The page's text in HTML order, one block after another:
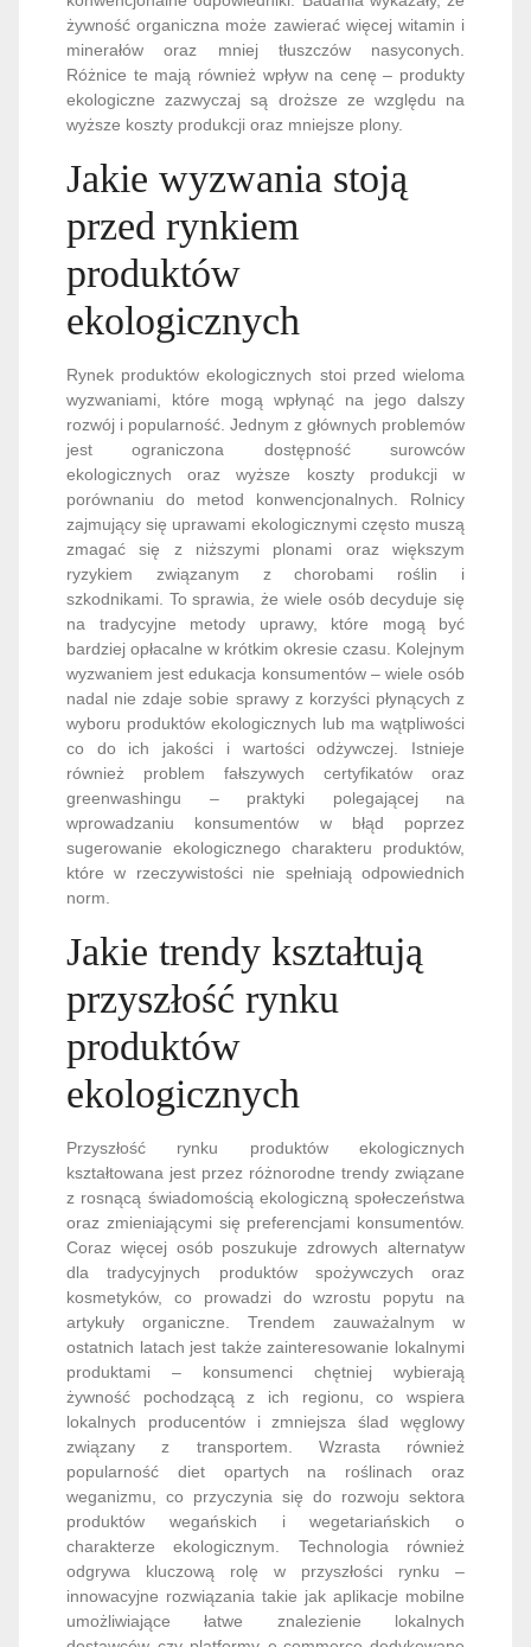
żywność organiczna może zawierać więcej witamin i
minerałów oraz mniej tłuszczów nasyconych.
Różnice te mają również wpływ na cenę – produkty
ekologiczne zazwyczaj są droższe ze względu na
wyższe koszty produkcji oraz mniejsze plony.
Jakie wyzwania stoją
przed rynkiem
produktów
ekologicznych
Rynek produktów ekologicznych stoi przed wieloma
wyzwaniami, które mogą wpłynąć na jego dalszy
rozwój i popularność. Jednym z głównych problemów
jest ograniczona dostępność surowców
ekologicznych oraz wyższe koszty produkcji w
porównaniu do metod konwencjonalnych. Rolnicy
zajmujący się uprawami ekologicznymi często muszą
zmagać się z niższymi plonami oraz większym
ryzykiem związanym z chorobami roślin i
szkodnikami. To sprawia, że wiele osób decyduje się
na tradycyjne metody uprawy, które mogą być
bardziej opłacalne w krótkim okresie czasu. Kolejnym
wyzwaniem jest edukacja konsumentów – wiele osób
nadal nie zdaje sobie sprawy z korzyści płynących z
wyboru produktów ekologicznych lub ma wątpliwości
co do ich jakości i wartości odżywczej. Istnieje
również problem fałszywych certyfikatów oraz
greenwashingu – praktyki polegającej na
wprowadzaniu konsumentów w błąd poprzez
sugerowanie ekologicznego charakteru produktów,
które w rzeczywistości nie spełniają odpowiednich
norm.
Jakie trendy kształtują
przyszłość rynku
produktów
ekologicznych
Przyszłość rynku produktów ekologicznych
kształtowana jest przez różnorodne trendy związane
z rosnącą świadomością ekologiczną społeczeństwa
oraz zmieniającymi się preferencjami konsumentów.
Coraz więcej osób poszukuje zdrowych alternatyw
dla tradycyjnych produktów spożywczych oraz
kosmetyków, co prowadzi do wzrostu popytu na
artykuły organiczne. Trendem zauważalnym w
ostatnich latach jest także zainteresowanie lokalnymi
produktami – konsumenci chętniej wybierają
żywność pochodzącą z ich regionu, co wspiera
lokalnych producentów i zmniejsza ślad węglowy
związany z transportem. Wzrasta również
popularność diet opartych na roślinach oraz
weganizmu, co przyczynia się do rozwoju sektora
produktów wegańskich i wegetariańskich o
charakterze ekologicznym. Technologia również
odgrywa kluczową rolę w przyszłości rynku –
innowacyjne rozwiązania takie jak aplikacje mobilne
umożliwiające łatwe znalezienie lokalnych